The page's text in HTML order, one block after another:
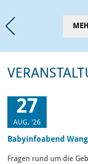
27
AUG, '26
Babyinfoabend
Fragen rund um die